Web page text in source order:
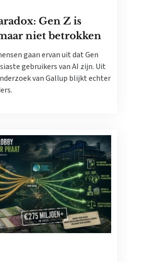
Gen Z is
niet betrokken
gaan ervan uit dat Gen
gebruikers van AI zijn. Uit
van Gallup blijkt echter